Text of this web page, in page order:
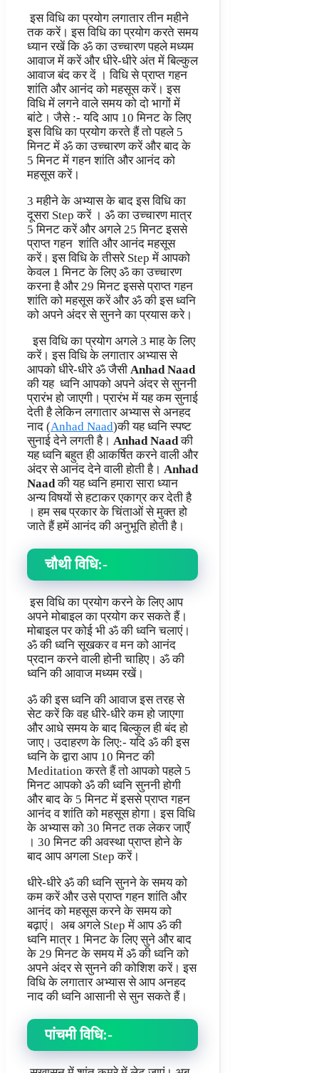
इस विधि का प्रयोग लगातार तीन महीने
तक करें। इस विधि का प्रयोग करते समय
ध्यान रखें कि ॐ का उच्चारण पहले मध्यम
आवाज में करें और धीरे-धीरे अंत में बिल्कुल
आवाज बंद कर दें । विधि से प्राप्त गहन
शांति और आनंद को महसूस करें। इस
विधि में लगने वाले समय को दो भागों में
बांटे। जैसे :- यदि आप 10 मिनट के लिए
इस विधि का प्रयोग करते हैं तो पहले 5
मिनट में ॐ का उच्चारण करें और बाद के
5 मिनट में गहन शांति और आनंद को
महसूस करें।
3 महीने के अभ्यास के बाद इस विधि का
दूसरा Step करें । ॐ का उच्चारण मात्र
5 मिनट करें और अगले 25 मिनट इससे
प्राप्त गहन शांति और आनंद महसूस
करें। इस विधि के तीसरे Step में आपको
केवल 1 मिनट के लिए ॐ का उच्चारण
करना है और 29 मिनट इससे प्राप्त गहन
शांति को महसूस करें और ॐ की इस ध्वनि
को अपने अंदर से सुनने का प्रयास करे।
इस विधि का प्रयोग अगले 3 माह के लिए
करें। इस विधि के लगातार अभ्यास से
आपको धीरे-धीरे ॐ जैसी Anhad Naad
की यह ध्वनि आपको अपने अंदर से सुननी
प्रारंभ हो जाएगी। प्रारंभ में यह कम सुनाई
देती है लेकिन लगातार अभ्यास से अनहद
नाद (Anhad Naad)की यह ध्वनि स्पष्ट
सुनाई देने लगती है। Anhad Naadकी
यह ध्वनि बहुत ही आकर्षित करने वाली और
अंदर से आनंद देने वाली होती है। Anhad
Naadकी यह ध्वनि हमारा सारा ध्यान
अन्य विषयों से हटाकर एकाग्र कर देती है
। हम सब प्रकार के चिंताओं से मुक्त हो
जाते हैं हमें आनंद की अनुभूति होती है।
चौथी विधि:-
इस विधि का प्रयोग करने के लिए आप
अपने मोबाइल का प्रयोग कर सकते हैं।
मोबाइल पर कोई भी ॐ की ध्वनि चलाएं।
ॐ की ध्वनि सूखकर व मन को आनंद
प्रदान करने वाली होनी चाहिए। ॐ की
ध्वनि की आवाज मध्यम रखें।
ॐ की इस ध्वनि की आवाज इस तरह से
सेट करें कि वह धीरे-धीरे कम हो जाएगा
और आधे समय के बाद बिल्कुल ही बंद हो
जाए। उदाहरण के लिए:- यदि ॐ की इस
ध्वनि के द्वारा आप 10 मिनट की
Meditation करते हैं तो आपको पहले 5
मिनट आपको ॐ की ध्वनि सुननी होगी
और बाद के 5 मिनट में इससे प्राप्त गहन
आनंद व शांति को महसूस होगा। इस विधि
के अभ्यास को 30 मिनट तक लेकर जाएँ
। 30 मिनट की अवस्था प्राप्त होने के
बाद आप अगला Step करें।
धीरे-धीरे ॐ की ध्वनि सुनने के समय को
कम करें और उसे प्राप्त गहन शांति और
आनंद को महसूस करने के समय को
बढ़ाएं। अब अगले Step में आप ॐ की
ध्वनि मात्र 1 मिनट के लिए सुने और बाद
के 29 मिनट के समय में ॐ की ध्वनि को
अपने अंदर से सुनने की कोशिश करें। इस
विधि के लगातार अभ्यास से आप अनहद
नाद की ध्वनि आसानी से सुन सकते हैं।
पांचमी विधि:-